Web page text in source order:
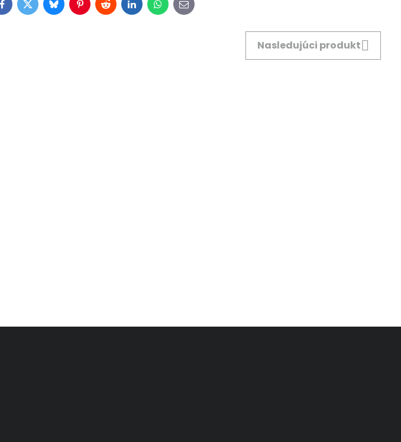
Facebook
TwitterBlueskyPinterest
RedditLinkedInWhatsApp
E-
mail
Nasledujúci produkt